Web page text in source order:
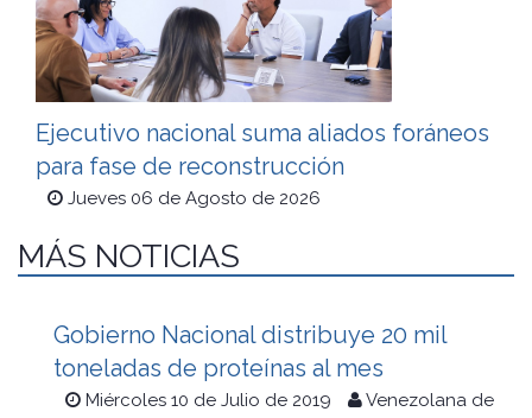
Ejecutivo nacional suma aliados foráneos
para fase de reconstrucción
Jueves 06 de Agosto de 2026
MÁS NOTICIAS
Gobierno Nacional distribuye 20 mil
toneladas de proteínas al mes
Miércoles 10 de Julio de 2019
Venezolana de